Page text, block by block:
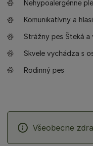
Nehypoalergénne
Komunikatívny a
Strážny pes Šteká a
Skvele vychádza s
Rodinný pes
Všeobecne